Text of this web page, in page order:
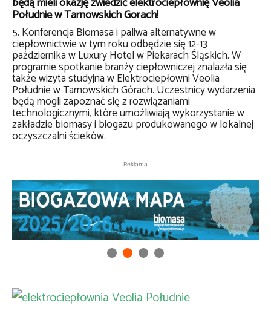
Południe w Tarnowskich Górach!
5. Konferencja Biomasa i paliwa alternatywne w
ciepłownictwie w tym roku odbędzie się 12-13
października w Luxury Hotel w Piekarach Śląskich. W
programie spotkanie branży ciepłowniczej znalazła się
także wizyta studyjna w Elektrociepłowni Veolia
Południe w Tarnowskich Górach. Uczestnicy wydarzenia
będą mogli zapoznać się z rozwiązaniami
technologicznymi, które umożliwiają wykorzystanie w
zakładzie biomasy i biogazu produkowanego w lokalnej
oczyszczalni ścieków.
Reklama